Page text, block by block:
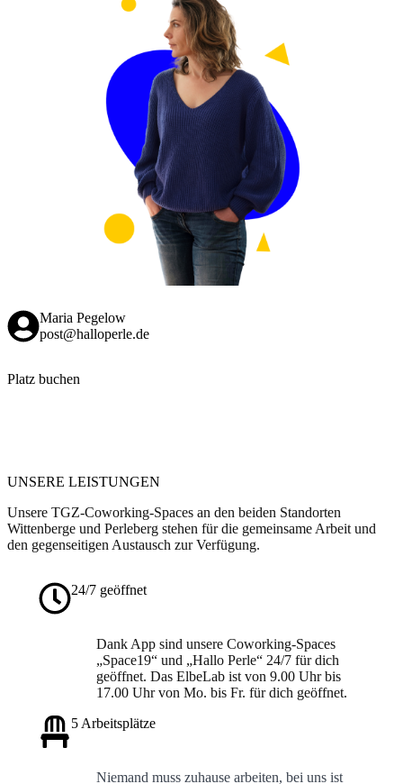
Maria Pegelow
post@halloperle.de
Platz buchen
UNSERE LEISTUNGEN
Unsere TGZ-Coworking-Spaces an den beiden Standorten
Wittenberge und Perleberg stehen für die gemeinsame Arbeit und
den gegenseitigen Austausch zur Verfügung.
24/7 geöffnet
Dank App sind unsere Coworking-Spaces
„Space19“ und „Hallo Perle“ 24/7 für dich
geöffnet. Das ElbeLab ist von 9.00 Uhr bis
17.00 Uhr von Mo. bis Fr. für dich geöffnet.
5 Arbeitsplätze
Niemand muss zuhause arbeiten, bei uns ist